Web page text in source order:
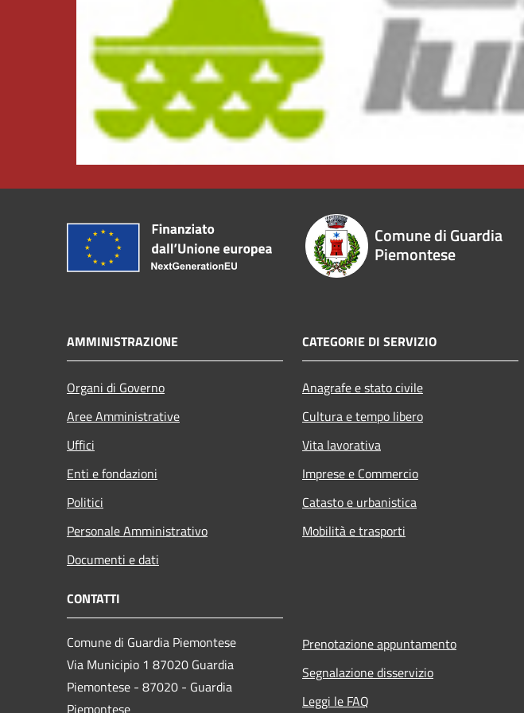
Comune di Guardia
Piemontese
AMMINISTRAZIONE
Organi di Governo
Aree Amministrative
Uffici
Enti e fondazioni
Politici
Personale Amministrativo
Documenti e dati
CATEGORIE DI SERVIZIO
Anagrafe e stato civile
Cultura e tempo libero
Vita lavorativa
Imprese e Commercio
Catasto e urbanistica
Mobilità e trasporti
CONTATTI
Comune di Guardia Piemontese
Via Municipio 1 87020 Guardia
Piemontese - 87020 - Guardia
Prenotazione appuntamento
Segnalazione disservizio
Leggi le FAQ